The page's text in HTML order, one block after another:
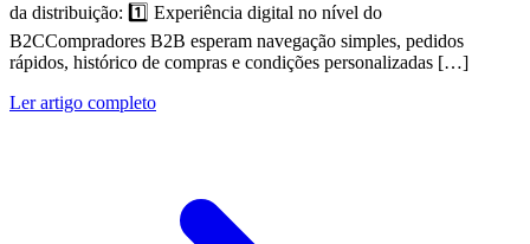
da distribuição: 1️⃣ Experiência digital no nível do
B2CCompradores B2B esperam navegação simples, pedidos
rápidos, histórico de compras e condições personalizadas […]
Ler artigo completo